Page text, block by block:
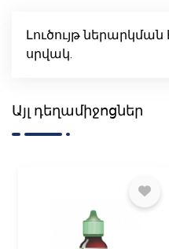
Լուծույթ
սրվակ.
Այլ դեղամիջոցներ